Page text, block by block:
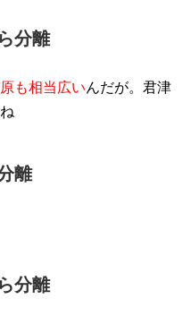
分離
も相当広いんだが。君津
離
分離